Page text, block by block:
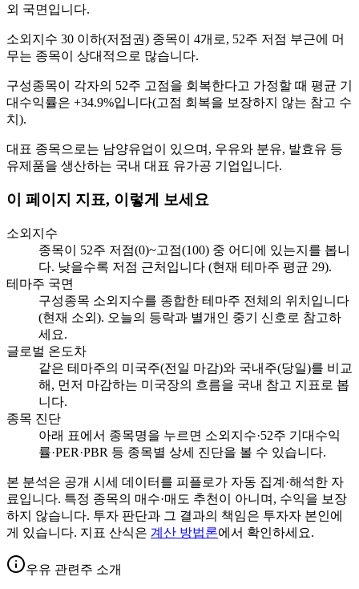
외 국면입니다.
소외지수 30 이하(저점권) 종목이 4개로, 52주 저점 부근에 머
무는 종목이 상대적으로 많습니다.
구성종목이 각자의 52주 고점을 회복한다고 가정할 때 평균 기
대수익률은 +34.9%입니다(고점 회복을 보장하지 않는 참고 수
치).
대표 종목으로는 남양유업이 있으며, 우유와 분유, 발효유 등
유제품을 생산하는 국내 대표 유가공 기업입니다.
이 페이지 지표, 이렇게 보세요
소외지수
종목이 52주 저점(0)~고점(100) 중 어디에 있는지를 봅니
다. 낮을수록 저점 근처입니다 (현재 테마주 평균 29).
테마주 국면
구성종목 소외지수를 종합한 테마주 전체의 위치입니다
(현재 소외). 오늘의 등락과 별개인 중기 신호로 참고하
세요.
글로벌 온도차
같은 테마주의 미국주(전일 마감)와 국내주(당일)를 비교
해, 먼저 마감하는 미국장의 흐름을 국내 참고 지표로 봅
니다.
종목 진단
아래 표에서 종목명을 누르면 소외지수·52주 기대수익
률·PER·PBR 등 종목별 상세 진단을 볼 수 있습니다.
본 분석은 공개 시세 데이터를 피플로가 자동 집계·해석한 자
료입니다. 특정 종목의 매수·매도 추천이 아니며, 수익을 보장
하지 않습니다. 투자 판단과 그 결과의 책임은 투자자 본인에
게 있습니다. 지표 산식은 계산 방법론에서 확인하세요.
우유 관련주 소개